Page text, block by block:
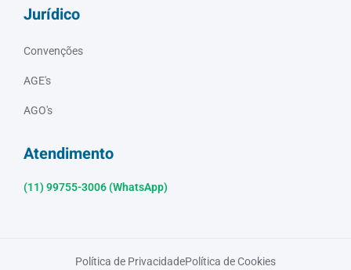
Jurídico
Convenções
AGE's
AGO's
Atendimento
(11) 99755-3006 (WhatsApp)
Política de PrivacidadePolítica de Cookies